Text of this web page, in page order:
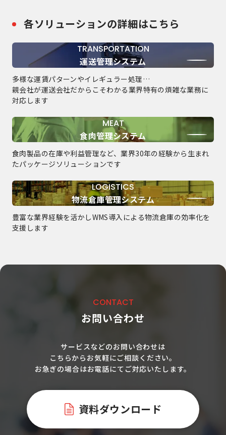
各ソリューションの詳細はこちら
TRANSPORTATION
運送管理システム
多様な運賃パターンやイレギュラー処理…
親会社が運送会社だからこそわかる業界特有の煩雑な業務に
対応します
MEAT
食肉管理システム
食肉製品の在庫や利益管理など、業界30年の経験から生まれ
たパッケージ ソリューションです
LOGISTICS
物流倉庫管理システム
豊富な業界経験を活かしWMS導入による物流倉庫の効率化を
支援します
CONTACT
お問い合わせ
サービスなどのお問い合わせは
こちらからお気軽にご相談ください。
お急ぎの場合はお電話にてご対応いたします。
資料ダウンロード